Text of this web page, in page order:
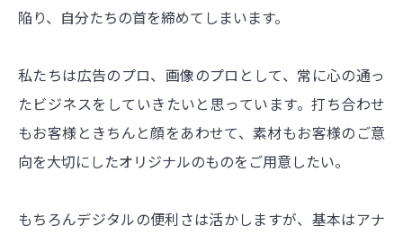
陥り、自分たちの首を締めてしまいます。
私たちは広告のプロ、画像のプロとして、常に心の通っ
たビジネスをしていきたいと思っています。打ち合わせ
もお客様ときちんと顔をあわせて、素材もお客様のご意
向を大切にしたオリジナルのものをご用意したい。
もちろんデジタルの便利さは活かしますが、基本はアナ